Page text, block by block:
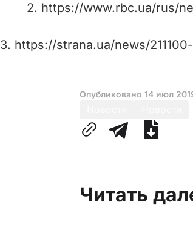
2. https://www.rbc.ua/rus/
3. https://strana.ua/news/
Опубликовано 14 июл
Читать